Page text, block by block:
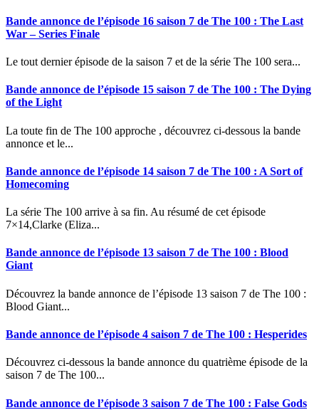
Bande annonce de l’épisode 16 saison 7 de The 100 : The Last
War – Series Finale
Le tout dernier épisode de la saison 7 et de la série The 100 sera...
Bande annonce de l’épisode 15 saison 7 de The 100 : The Dying
of the Light
La toute fin de The 100 approche , découvrez ci-dessous la bande
annonce et le...
Bande annonce de l’épisode 14 saison 7 de The 100 : A Sort of
Homecoming
La série The 100 arrive à sa fin. Au résumé de cet épisode
7×14,Clarke (Eliza...
Bande annonce de l’épisode 13 saison 7 de The 100 : Blood
Giant
Découvrez la bande annonce de l’épisode 13 saison 7 de The 100 :
Blood Giant...
Bande annonce de l’épisode 4 saison 7 de The 100 : Hesperides
Découvrez ci-dessous la bande annonce du quatrième épisode de la
saison 7 de The 100...
Bande annonce de l’épisode 3 saison 7 de The 100 : False Gods